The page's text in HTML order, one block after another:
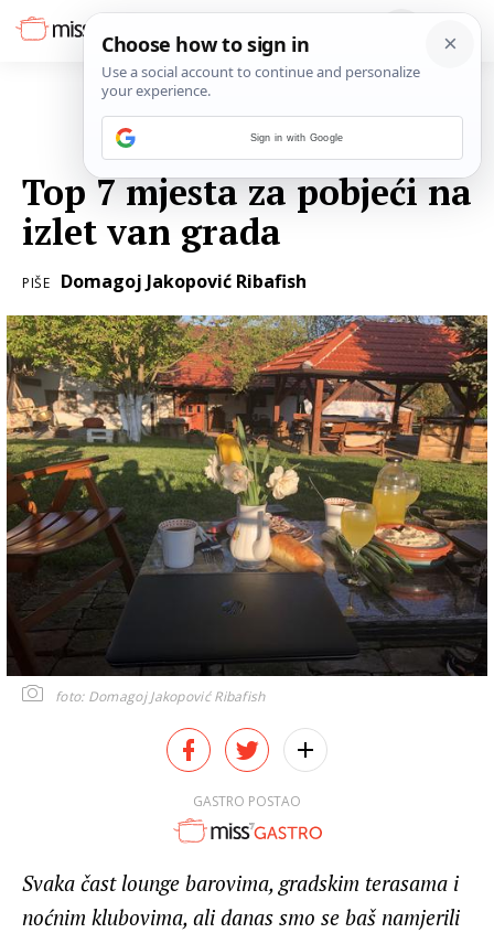
Top 7 mjesta za pobjeći na
izlet van grada
PIŠE Domagoj Jakopović Ribafish
foto: Domagoj Jakopović Ribafish
GASTRO POSTAO
Svaka čast lounge barovima, gradskim terasama i
noćnim klubovima, ali danas smo se baš namjerili
Sign in with Google